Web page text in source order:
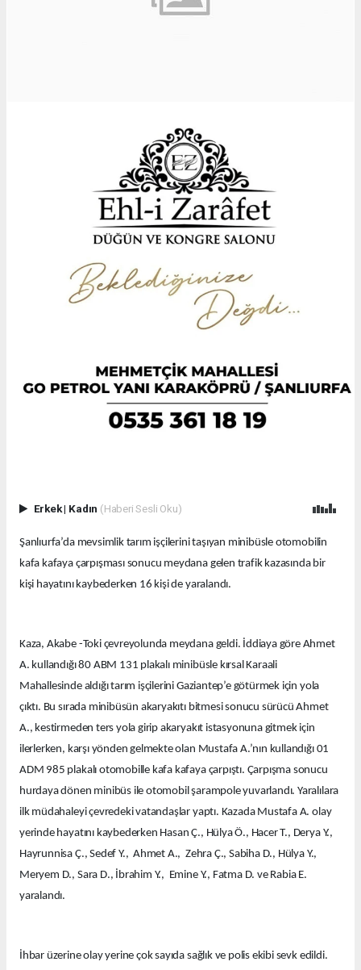
Erkek| Kadın (Haberi Sesli Oku)
Şanlıurfa’da mevsimlik tarım işçilerini taşıyan minibüsle otomobilin
kafa kafaya çarpışması sonucu meydana gelen trafik kazasında bir
kişi hayatını kaybederken 16 kişi de yaralandı.
Kaza, Akabe -Toki çevreyolunda meydana geldi. İddiaya göre Ahmet
A. kullandığı 80 ABM 131 plakalı minibüsle kırsal Karaali
Mahallesinde aldığı tarım işçilerini Gaziantep’e götürmek için yola
çıktı. Bu sırada minibüsün akaryakıtı bitmesi sonucu sürücü Ahmet
A., kestirmeden ters yola girip akaryakıt istasyonuna gitmek için
ilerlerken, karşı yönden gelmekte olan Mustafa A.’nın kullandığı 01
ADM 985 plakalı otomobille kafa kafaya çarpıştı. Çarpışma sonucu
hurdaya dönen minibüs ile otomobil şarampole yuvarlandı. Yaralılara
ilk müdahaleyi çevredeki vatandaşlar yaptı. Kazada Mustafa A. olay
yerinde hayatını kaybederken Hasan Ç., Hülya Ö., Hacer T., Derya Y.,
Hayrunnisa Ç., Sedef Y., Ahmet A., Zehra Ç., Sabiha D., Hülya Y.,
Meryem D., Sara D., İbrahim Y., Emine Y., Fatma D. ve Rabia E.
yaralandı.
İhbar üzerine olay yerine çok sayıda sağlık ve polis ekibi sevk edildi.